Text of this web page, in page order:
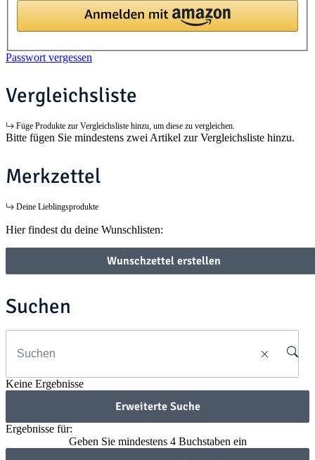
Passwort vergessen
Vergleichsliste
Füge Produkte zur Vergleichsliste hinzu, um diese zu vergleichen.
Bitte fügen Sie mindestens zwei Artikel zur Vergleichsliste hinzu.
Merkzettel
Deine Lieblingsprodukte
Hier findest du deine Wunschlisten:
Wunschzettel erstellen
Suchen
Keine Ergebnisse
Erweiterte Suche
Ergebnisse für:
Geben Sie mindestens 4 Buchstaben ein